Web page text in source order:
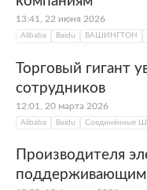
13:41, 22 июня 2026
Alibaba Baidu ВАШИНГТОН
Торговый гигант
сотрудников
12:01, 20 марта 2026
Alibaba Baidu Соединённые
Производителя